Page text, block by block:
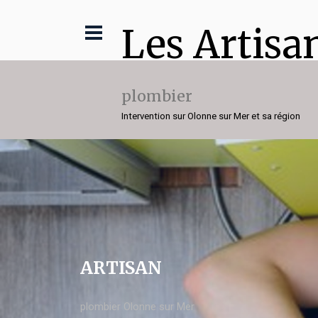
Les
plombier
Intervention sur Olonne sur Mer et sa région
ARTISAN
plombier Olonne sur Mer